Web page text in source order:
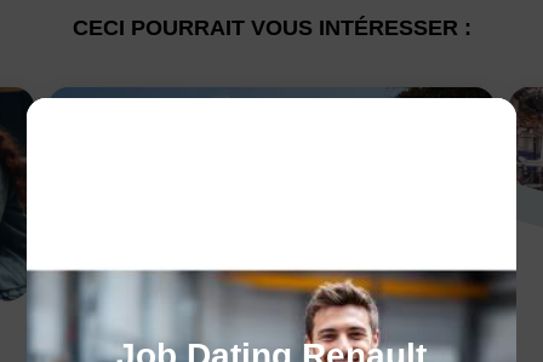
CECI POURRAIT VOUS INTÉRESSER :
Nos centres